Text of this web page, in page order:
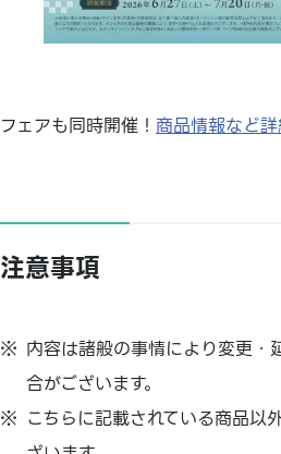
フェアも同時開催！ 商品情報など
注意事項
内容は諸般の事情により変更・
合がございます。
こちらに記載されている商品以